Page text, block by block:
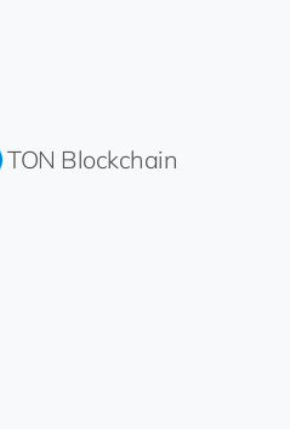
TON Blockchain